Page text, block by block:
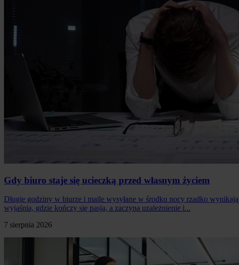
Gdy biuro staje się ucieczką przed własnym życiem
Długie godziny w biurze i maile wysyłane w środku nocy rzadko
wyjaśnia, gdzie kończy się pasja, a zaczyna uzależnienie i...
7 sierpnia 2026